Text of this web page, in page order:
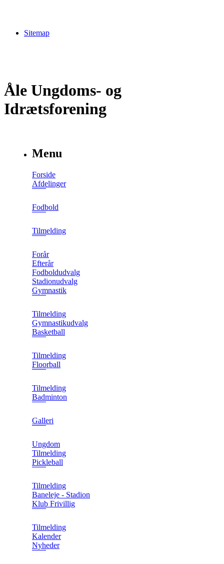
Sitemap
Åle Ungdoms- og
Idrætsforening
Menu
Forside
Afdelinger
Fodbold
Tilmelding
Forår
Efterår
Fodboldudvalg
Stadionudvalg
Gymnastik
Tilmelding
Gymnastikudvalg
Basketball
Tilmelding
Floorball
Tilmelding
Badminton
Galleri
Ungdom
Tilmelding
Pickleball
Tilmelding
Baneleje - Stadion
Klub Frivillig
Tilmelding
Kalender
Nyheder